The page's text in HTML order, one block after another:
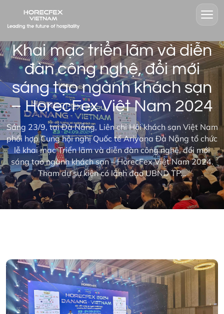
Khai mạc triển lãm và diễn
đàn công nghệ, đổi mới
sáng tạo ngành khách sạn
– HorecFex Việt Nam 2024
Sáng 23/9, tại Đà Nẵng, Liên chi Hội khách sạn Việt Nam
phối hợp Cung hội nghị Quốc tế Ariyana Đà Nẵng tổ chức
lễ khai mạc Triển lãm và diễn đàn công nghệ, đổi mới
sáng tạo ngành khách sạn – HorecFex Việt Nam 2024.
Tham dự sự kiện có lãnh đạo UBND TP…